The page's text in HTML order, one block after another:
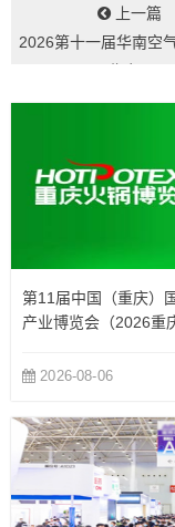
上一篇
2026第十一届华南空
第11届中国（重庆）
产业博览会（2026重
2026-08-06